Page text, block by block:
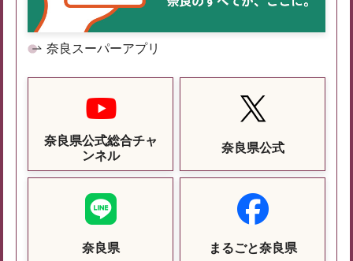
奈良スーパーアプリ
奈良県公式総合チャ
ンネル
奈良県公式
奈良県 まるごと奈良県